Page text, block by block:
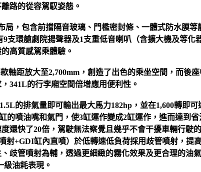
路的從容駕馭姿態。
局，包含前擋隔音玻璃、門檻密封條、一體式防水膜
支環艙劇院揚聲器及1支重低音喇叭（含擴大機及等化
高質感駕乘體驗。
軸距放大至2,700mm，創造了出色的乘坐空間，而後
341L的行李廂空間倍增應用便利性。
的排氣量即可輸出最大馬力182hp，並在1,600轉即
的噴油嘴和氣門，使3缸運作變成2缸運作，進而達到
還快了20倍，駕駛無法察覺且幾乎不會干擾車輛行駛
射+GDI缸內直噴）於低轉速低負荷採用歧管噴射，提
歧管噴射為輔，透過更細緻的霧化效果及更合理的油
級油耗表現。